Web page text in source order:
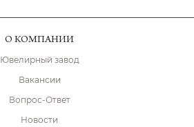
О КОМПАНИИ
Ювелирный завод
Вакансии
Вопрос-Ответ
Новости